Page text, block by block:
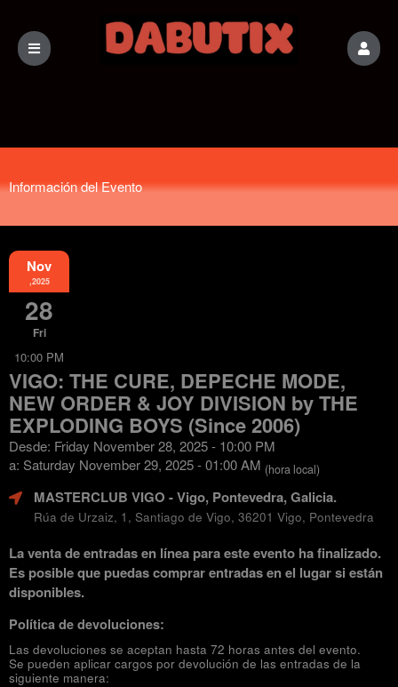
Información del Evento
Nov
,2025
28
Fri
10:00 PM
VIGO: THE CURE, DEPECHE MODE,
NEW ORDER & JOY DIVISION by THE
EXPLODING BOYS (Since 2006)
Desde: Friday November 28, 2025 - 10:00 PM
a: Saturday November 29, 2025 - 01:00 AM (hora local)
MASTERCLUB VIGO - Vigo, Pontevedra, Galicia.
Rúa de Urzaiz, 1, Santiago de Vigo, 36201 Vigo, Pontevedra
La venta de entradas en línea para este evento ha finalizado.
Es posible que puedas comprar entradas en el lugar si están
disponibles.
Política de devoluciones:
Las devoluciones se aceptan hasta 72 horas antes del evento.
Se pueden aplicar cargos por devolución de las entradas de la
siguiente manera: